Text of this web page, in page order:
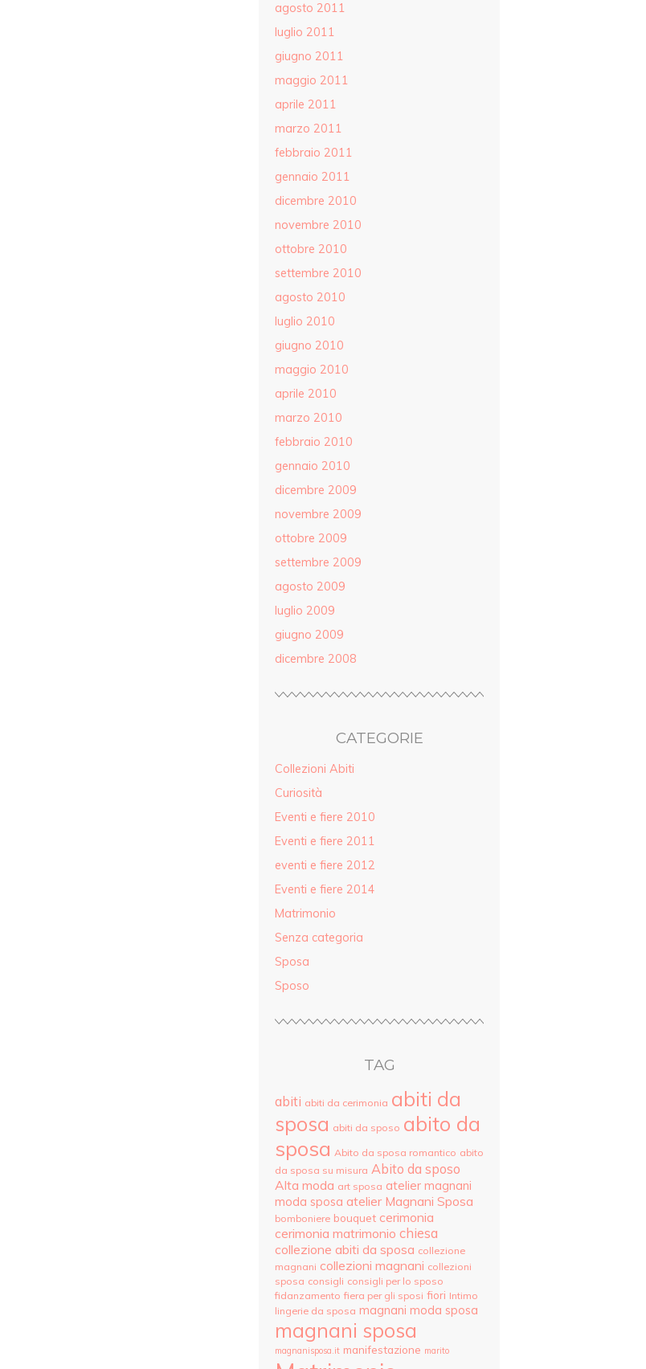
agosto 2011
luglio 2011
giugno 2011
maggio 2011
aprile 2011
marzo 2011
febbraio 2011
gennaio 2011
dicembre 2010
novembre 2010
ottobre 2010
settembre 2010
agosto 2010
luglio 2010
giugno 2010
maggio 2010
aprile 2010
marzo 2010
febbraio 2010
gennaio 2010
dicembre 2009
novembre 2009
ottobre 2009
settembre 2009
agosto 2009
luglio 2009
giugno 2009
dicembre 2008
CATEGORIE
Collezioni Abiti
Curiosità
Eventi e fiere 2010
Eventi e fiere 2011
eventi e fiere 2012
Eventi e fiere 2014
Matrimonio
Senza categoria
Sposa
Sposo
TAG
abiti abiti da cerimonia abiti da
sposa abiti da sposo abito da
sposa Abito da sposa romantico abito
da sposa su misura Abito da sposo
Alta moda art sposa atelier magnani
moda sposa atelier Magnani Sposa
bomboniere bouquet cerimonia
cerimonia matrimonio chiesa
collezione abiti da sposa collezione
magnani collezioni magnani collezioni
sposa consigli consigli per lo sposo
fidanzamento fiera per gli sposi fiori Intimo
lingerie da sposa magnani moda sposa
magnani sposa
magnanisposa.it manifestazione marito